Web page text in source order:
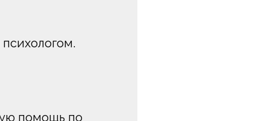
помощь по